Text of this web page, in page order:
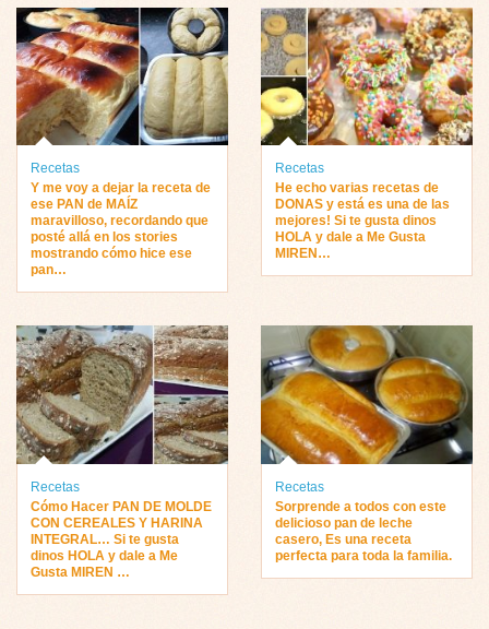
Recetas
Y me voy a dejar la receta de
ese PAN de MAÍZ
maravilloso, recordando que
posté allá en los stories
mostrando cómo hice ese
pan…
Recetas
He echo varias recetas de
DONAS y está es una de las
mejores! Si te gusta dinos
HOLA y dale a Me Gusta
MIREN…
Recetas
Cómo Hacer PAN DE MOLDE
CON CEREALES Y HARINA
INTEGRAL… Si te gusta
dinos HOLA y dale a Me
Gusta MIREN …
Recetas
Sorprende a todos con este
delicioso pan de leche
casero, Es una receta
perfecta para toda la familia.